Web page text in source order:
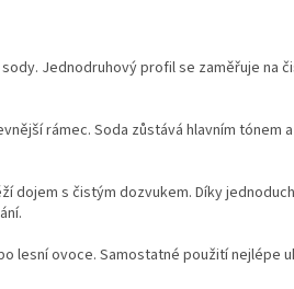
Jednodruhový profil se zaměřuje na
rámec. Soda zůstává hlavním tónem
dojem s čistým dozvukem. Díky
lesní ovoce. Samostatné použití nejlépe